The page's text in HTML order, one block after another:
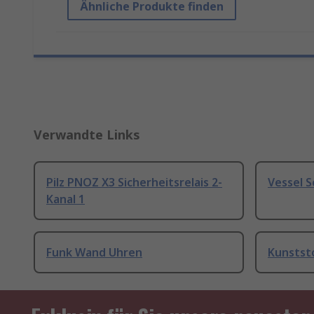
Ähnliche Produkte finden
Verwandte Links
Pilz PNOZ X3 Sicherheitsrelais 2-
Kanal 1
Vessel
Funk Wand Uhren